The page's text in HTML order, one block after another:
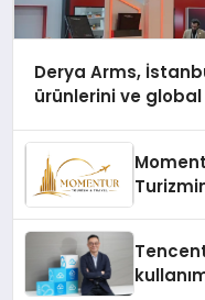
Derya Arms,
ürünlerini ve